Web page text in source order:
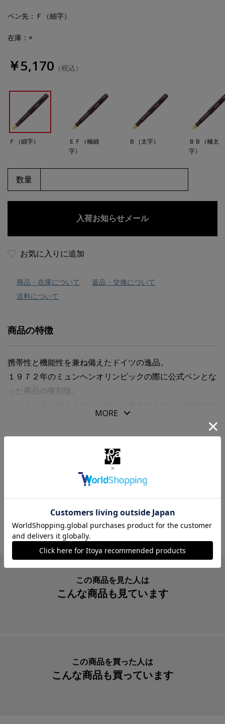
ペン先 ：Ｆ（細字）
在庫：×
￥5,170 （税込）
Ｆ（細字）
ＥＦ（極細
字）
Ｂ（太字）
ＢＢ（極太
字）
数量
お気に入りに追加
商品・在庫について
返品・交換について
送料について
商品の特徴
携帯性と機能性を兼ね備えたドイツの逸品。
１９７２年のミュンヘンオリンピックの際に公式ペンとな
った商品の復刻版。
きた本体は、軽くて持ち運びやすく、常に持ち歩きたいペ
【軸素材】ＡＢＳ樹脂
MORE
カートリッジ／コンバーター両用式
ボルドー
サイズ
14x106mm
110x20x20mm
本体重量
11g
素材・原材料
樹脂、スチール
ドイツ
１本
MORE
この商品を見た人は
こんな商品も見ています
この商品を買った人は
こんな商品も買っています